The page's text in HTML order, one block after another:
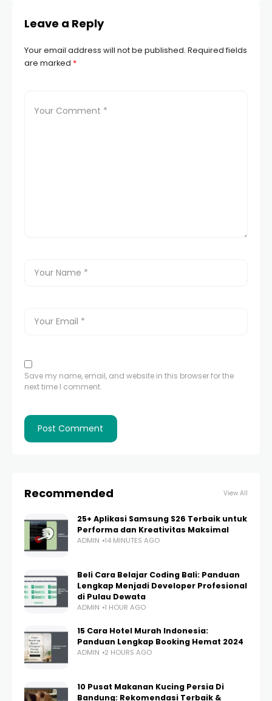
Leave a Reply
Your email address will not be published. Required fields
are marked *
Save my name, email, and website in this browser for the
next time I comment.
Recommended View All
25+ Aplikasi Samsung S26 Terbaik untuk
Performa dan Kreativitas Maksimal
ADMIN 14 MINUTES AGO
Beli Cara Belajar Coding Bali: Panduan
Lengkap Menjadi Developer Profesional
di Pulau Dewata
ADMIN 1 HOUR AGO
15 Cara Hotel Murah Indonesia:
Panduan Lengkap Booking Hemat 2024
ADMIN 2 HOURS AGO
10 Pusat Makanan Kucing Persia Di
Bandung: Rekomendasi Terbaik &